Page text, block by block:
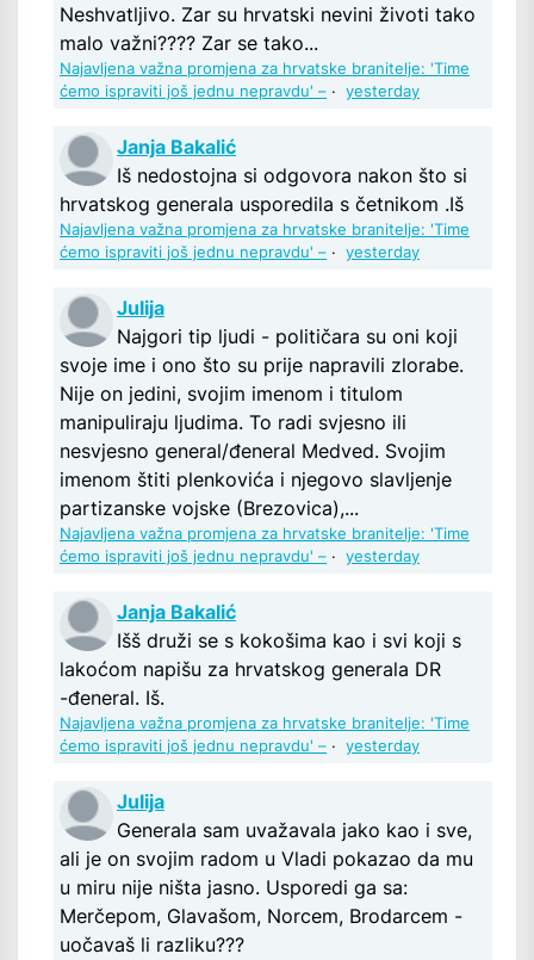
Neshvatljivo. Zar su hrvatski nevini životi tako
malo važni???? Zar se tako...
Najavljena važna promjena za hrvatske branitelje: 'Time
ćemo ispraviti još jednu nepravdu' – · yesterday
Janja Bakalić
Iš nedostojna si odgovora nakon što si
hrvatskog generala usporedila s četnikom .Iš
Najavljena važna promjena za hrvatske branitelje: 'Time
ćemo ispraviti još jednu nepravdu' – · yesterday
Julija
Najgori tip ljudi - političara su oni koji
svoje ime i ono što su prije napravili zlorabe.
Nije on jedini, svojim imenom i titulom
manipuliraju ljudima. To radi svjesno ili
nesvjesno general/đeneral Medved. Svojim
imenom štiti plenkovića i njegovo slavljenje
partizanske vojske (Brezovica),...
Najavljena važna promjena za hrvatske branitelje: 'Time
ćemo ispraviti još jednu nepravdu' – · yesterday
Janja Bakalić
Išš druži se s kokošima kao i svi koji s
lakoćom napišu za hrvatskog generala DR
-đeneral. Iš.
Najavljena važna promjena za hrvatske branitelje: 'Time
ćemo ispraviti još jednu nepravdu' – · yesterday
Julija
Generala sam uvažavala jako kao i sve,
ali je on svojim radom u Vladi pokazao da mu
u miru nije ništa jasno. Usporedi ga sa:
Merčepom, Glavašom, Norcem, Brodarcem -
uočavaš li razliku???